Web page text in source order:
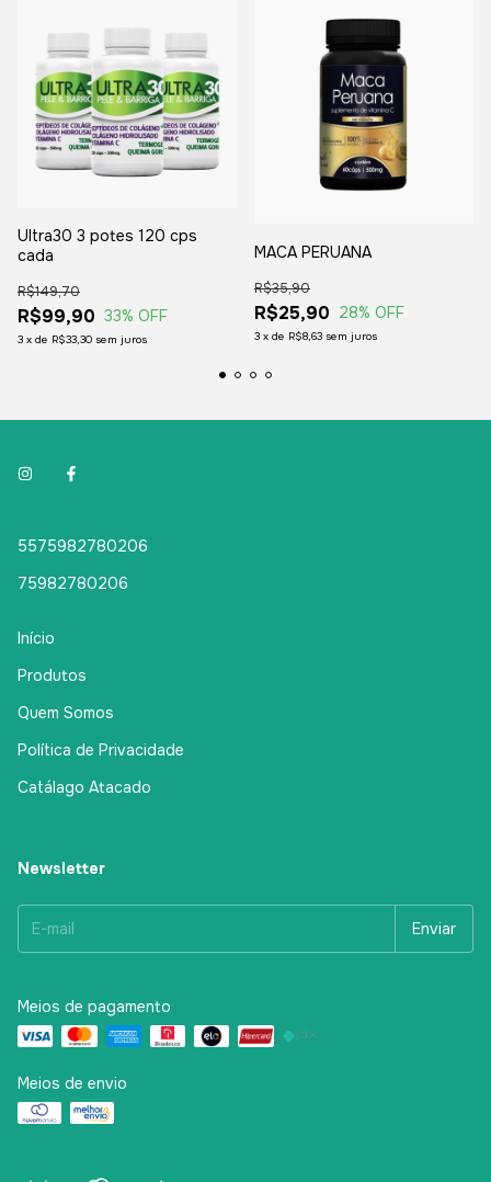
Ultra30 3 potes 120 cps
cada
R$99,90
R$149,70
33% OFF
3 x de R$33,30 sem juros
MACA PERUANA
R$25,90
R$35,90
28% OFF
3 x de R$8,63 sem juros
5575982780206
75982780206
Início
Produtos
Quem Somos
Política de Privacidade
Catálago Atacado
Newsletter
Meios de pagamento
Meios de envio